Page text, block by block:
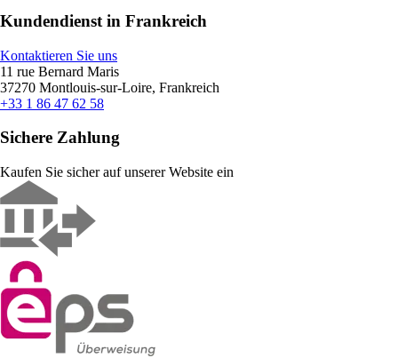
Kundendienst in Frankreich
Kontaktieren Sie uns
11 rue Bernard Maris
37270 Montlouis-sur-Loire, Frankreich
+33 1 86 47 62 58
Sichere Zahlung
Kaufen Sie sicher auf unserer Website ein